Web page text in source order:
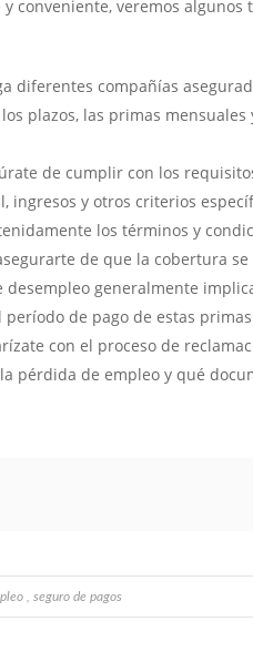
conveniente, veremos
diferentes compañías
plazos, las primas
de cumplir con los
ingresos y otros criterios
los términos y
de que la cobertura
desempleo generalmente
de pago de estas
con el proceso de
pérdida de empleo y qué
seguro de pagos